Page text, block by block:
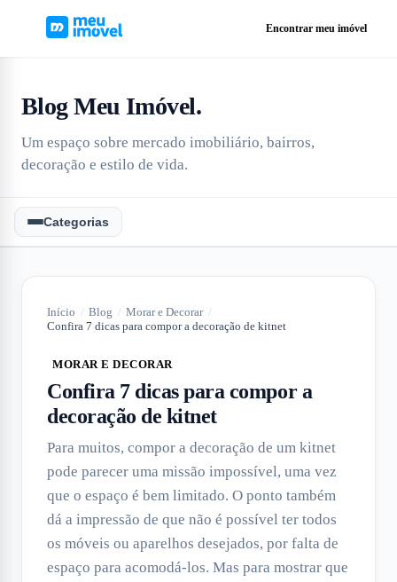
Encontrar meu imóvel
Blog Meu Imóvel.
Um espaço sobre mercado imobiliário, bairros,
decoração e estilo de vida.
Categorias
Início / Blog / Morar e Decorar /
Confira 7 dicas para compor a decoração de kitnet
MORAR E DECORAR
Confira 7 dicas para compor a
decoração de kitnet
Para muitos, compor a decoração de um kitnet
pode parecer uma missão impossível, uma vez
que o espaço é bem limitado. O ponto também
dá a impressão de que não é possível ter todos
os móveis ou aparelhos desejados, por falta de
espaço para acomodá-los. Mas para mostrar que